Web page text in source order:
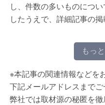
し、件数の多いものにつ
したうえで、詳細記事の
もっ
※本記事の関連情報などを
下記メールアドレスまでご
弊社では取材源の秘匿を徹